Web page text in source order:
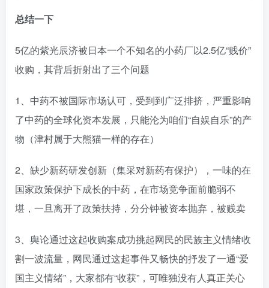
总结一下
5亿的紫光辰济被日本一个不知名的小药厂以2.5亿“贱价”
收购，其背后折射出了三个问题
1、中药不被国际市场认可，受到到广泛排挤，严重影响
了中药的全球化资本发展，只能沦为咱们“自娱自乐”的产
物（津村属于大熊猫一样的存在）
2、缺少新药研发创新（集采对新药有保护），一味的在
国家政策保护下成长的中药，在市场竞争面前脆弱不
堪，一旦离开了政策扶持，分分钟被资本抛弃，被贱卖
3、舆论通过这起收购案成功挑起网民的民族主义情绪收
割一波流量，网民通过这起事件又畅快的抒发了一通“爱
国主义情绪”，大家都有“收获”，可唯独没有人真正关心